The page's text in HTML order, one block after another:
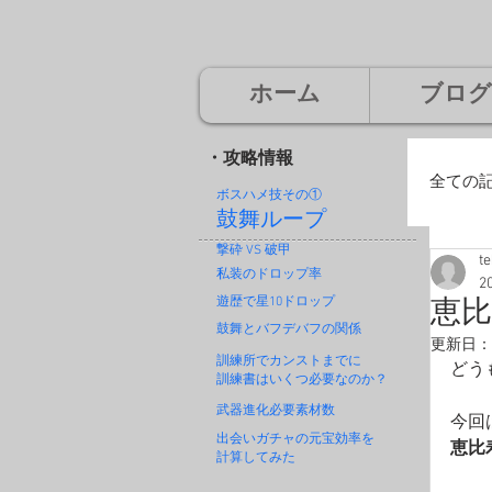
ホーム ブログ
・攻略情報
ボスハメ技その①
鼓舞ループ
撃砕 VS 破甲
私装のドロップ率
遊歴で星10ドロップ
鼓舞とバフデバフの関係
訓練所でカンストまでに
訓練書はいくつ必要なのか？
武器進化必要素材数
出会いガチャの元宝効率を
計算してみた
全ての
神
恵
更新日：
どう
今回
恵比